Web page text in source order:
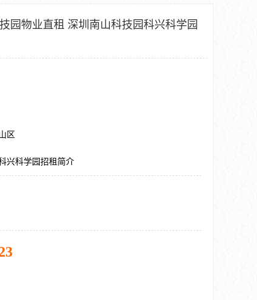
园物业直租 深圳南山科技园科兴科学园
区
兴科学园招租简介